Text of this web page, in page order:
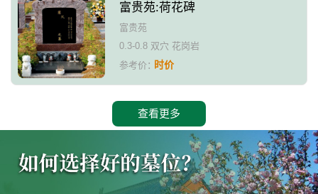
富贵苑:荷花碑
富贵苑
0.3-0.8 双穴 花岗岩
参考价：时价
查看更多